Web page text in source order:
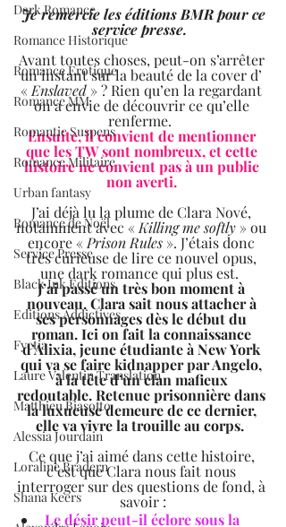
Dark Romance
Romance Historique
Romance Erotique
Romance MM
Romantic Suspens
Romance Militaire
Urban fantasy
Romance de Noël
Service Presse
Black Ink Editions
Editions Addictives
Fyctia
Laure Valentin Translation
Matthieu Biasotto
Alessia Jourdain
Loraline Bradern
Shana Keers
Je remercie les éditions BMR pour ce
service presse.
Avant toutes choses, peut-on s’arrêter
un instant sur la beauté de la cover d’
« Enslaved » ? Rien qu’en la regardant
on a envie de découvrir ce qu’elle
renferme.
Ensuite, il convient de mentionner
que les TW sont nombreux, et cette
histoire ne convient pas à un public
non averti.
J’ai déjà lu la plume de Clara Nové,
notamment avec « Killing me softly » ou
encore « Prison Rules ». J’étais donc
très curieuse de lire ce nouvel opus,
une dark romance qui plus est.
J’ai passé un très bon moment à
nouveau. Clara sait nous attacher à
ses personnages dès le début du
roman. Ici on fait la connaissance
d’Alixia, jeune étudiante à New York
qui va se faire kidnapper par Angelo,
à la tête d’un clan mafieux
redoutable. Retenue prisonnière dans
la luxueuse demeure de ce dernier,
elle va vivre la trouille au corps.
Ce que j’ai aimé dans cette histoire,
c’est que Clara nous fait nous
interroger sur des questions de fond, à
savoir :
Le désir peut-il éclore sous la